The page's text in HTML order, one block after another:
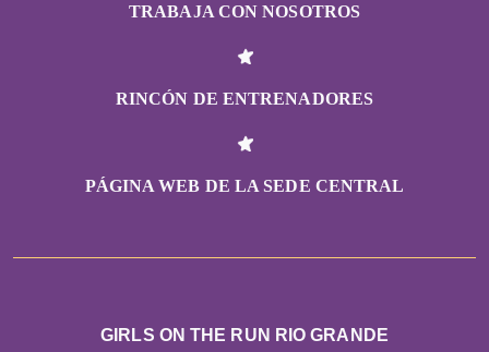
TRABAJA CON NOSOTROS
RINCÓN DE ENTRENADORES
PÁGINA WEB DE LA SEDE CENTRAL
GIRLS ON THE RUN RIO GRANDE